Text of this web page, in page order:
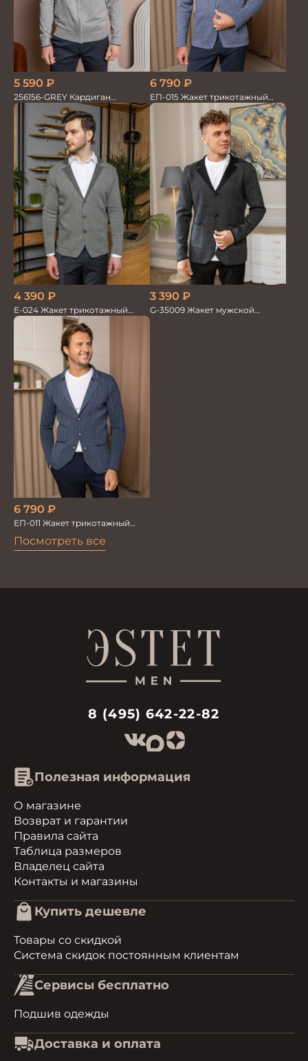
Посмотреть все
5 590 ₽
256156-GREY Кардиган
мужской
6 790 ₽
ЕП-015 Жакет трикотажный
серый
4 390 ₽
Е-024 Жакет трикотажный
серый
3 390 ₽
G-35009 Жакет мужской
6 790 ₽
ЕП-011 Жакет трикотажный
8 (495) 642-22-82
Полезная информация
О магазине
Возврат и гарантии
Правила сайта
Таблица размеров
Владелец сайта
Контакты и магазины
Купить дешевле
Товары со скидкой
Система скидок постоянным клиентам
Сервисы бесплатно
Подшив одежды
Доставка и оплата